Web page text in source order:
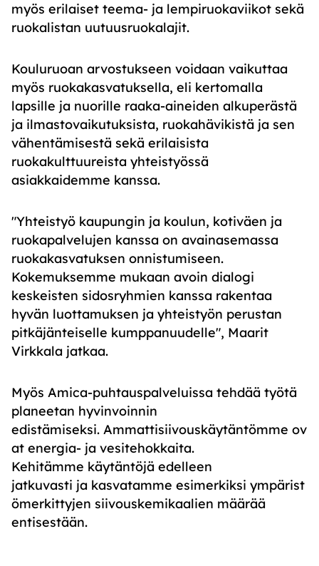
myös erilaiset teema- ja lempiruokaviikot sekä
ruokalistan uutuusruokalajit.
Kouluruoan arvostukseen voidaan vaikuttaa
myös ruokakasvatuksella, eli kertomalla
lapsille ja nuorille raaka-aineiden alkuperästä
ja ilmastovaikutuksista, ruokahävikistä ja sen
vähentämisestä sekä erilaisista
ruokakulttuureista yhteistyössä
asiakkaidemme kanssa.
"Yhteistyö kaupungin ja koulun, kotiväen ja
ruokapalvelujen kanssa on avainasemassa
ruokakasvatuksen onnistumiseen.
Kokemuksemme mukaan avoin dialogi
keskeisten sidosryhmien kanssa rakentaa
hyvän luottamuksen ja yhteistyön perustan
pitkäjänteiselle kumppanuudelle", Maarit
Virkkala jatkaa.
Myös Amica-puhtauspalveluissa tehdää työtä
planeetan hyvinvoinnin
edistämiseksi. Ammattisiivouskäytäntömme ov
at energia- ja vesitehokkaita.
Kehitämme käytäntöjä edelleen
jatkuvasti ja kasvatamme esimerkiksi ympärist
ömerkittyjen siivouskemikaalien määrää
entisestään.